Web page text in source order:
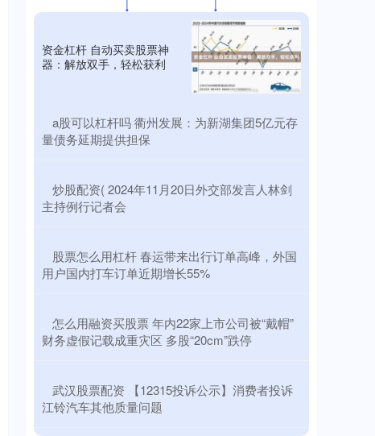
资金杠杆 自动买卖股票神
器：解放双手，轻松获利
​a股可以杠杆吗 衢州发展：为新湖集团5亿元存
量债务延期提供担保
​炒股配资( 2024年11月20日外交部发言人林剑
主持例行记者会
​股票怎么用杠杆 春运带来出行订单高峰，外国
用户国内打车订单近期增长55%
​怎么用融资买股票 年内22家上市公司被“戴帽”
财务虚假记载成重灾区 多股“20cm”跌停
​武汉股票配资 【12315投诉公示】消费者投诉
江铃汽车其他质量问题